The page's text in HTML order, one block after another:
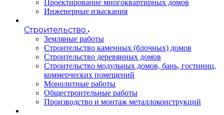
Проектирование многоквартирных домов
Инженерные изыскания
Строительство
Земляные работы
Строительство каменных (блочных) домов
Строительство деревянных домов
Строительство модульных домов, бань, гостиниц,
коммерческих помещений
Монолитные работы
Общестроительные работы
Производство и монтаж металлоконструкций